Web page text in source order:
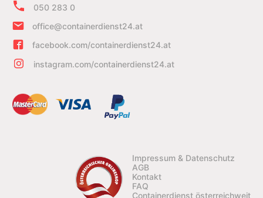
050 283 0
office@containerdienst24.at
facebook.com/containerdienst24.at
instagram.com/containerdienst24.at
Impressum & Datenschutz
AGB
Kontakt
FAQ
Containerdienst österreichweit